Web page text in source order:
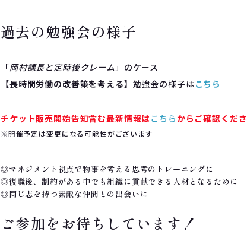
過去の勉強会の様子
「岡村課長と定時後クレーム」のケース
【長時間労働の改善策を考える】勉強会の様子はこちら
チケット販売開始告知含む最新情報はこちら からご確認くださ
※開催予定は変更になる可能性がございます
◎マネジメント視点で物事を考える思考のトレーニングに
◎復職後、制約がある中でも組織に貢献できる人材となるために
◎同じ志を持つ素敵な仲間との出会いに
ご参加をお待ちしています！